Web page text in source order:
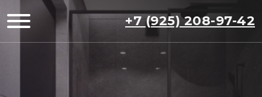
+7 (925) 208-97-42